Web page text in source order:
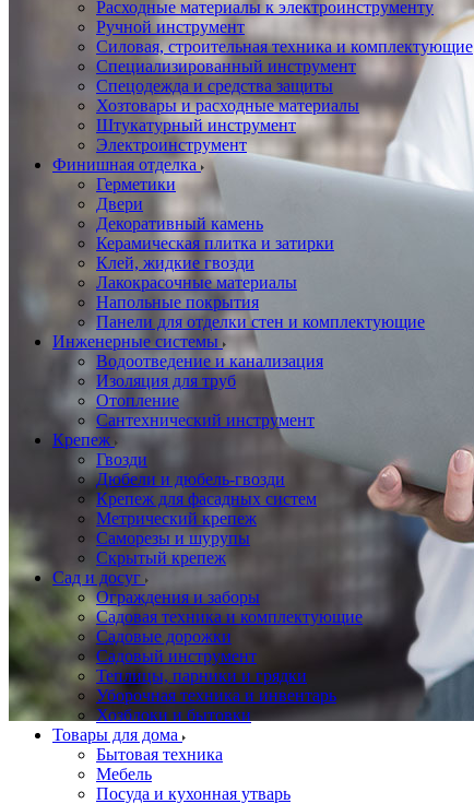
Расходные материалы к электроинструменту
Ручной инструмент
Силовая, строительная техника и комплектующие
Специализированный инструмент
Спецодежда и средства защиты
Хозтовары и расходные материалы
Штукатурный инструмент
Электроинструмент
Финишная отделка
Герметики
Двери
Декоративный камень
Керамическая плитка и затирки
Клей, жидкие гвозди
Лакокрасочные материалы
Напольные покрытия
Панели для отделки стен и комплектующие
Инженерные системы
Водоотведение и канализация
Изоляция для труб
Отопление
Сантехнический инструмент
Крепеж
Гвозди
Дюбели и дюбель-гвозди
Крепеж для фасадных систем
Метрический крепеж
Саморезы и шурупы
Скрытый крепеж
Сад и досуг
Ограждения и заборы
Садовая техника и комплектующие
Садовые дорожки
Садовый инструмент
Теплицы, парники и грядки
Уборочная техника и инвентарь
Хозблоки и бытовки
Товары для дома
Бытовая техника
Мебель
Посуда и кухонная утварь